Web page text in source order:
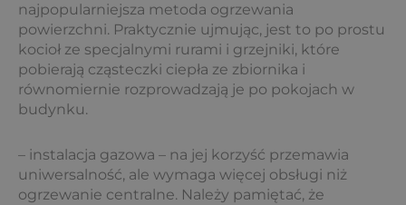
najpopularniejsza metoda ogrzewania
powierzchni. Praktycznie ujmując, jest to po prostu
kocioł ze specjalnymi rurami i grzejniki, które
pobierają cząsteczki ciepła ze zbiornika i
równomiernie rozprowadzają je po pokojach w
budynku.
– instalacja gazowa – na jej korzyść przemawia
uniwersalność, ale wymaga więcej obsługi niż
ogrzewanie centralne. Należy pamiętać, że